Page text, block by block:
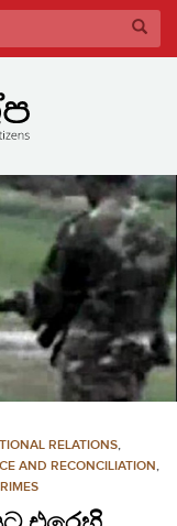
RELATIONS,
AND RECONCILIATION,